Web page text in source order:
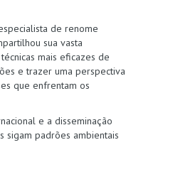
de renome
sua vasta
mais eficazes de
e trazer uma perspectiva
que enfrentam os
e a disseminação
sigam padrões ambientais